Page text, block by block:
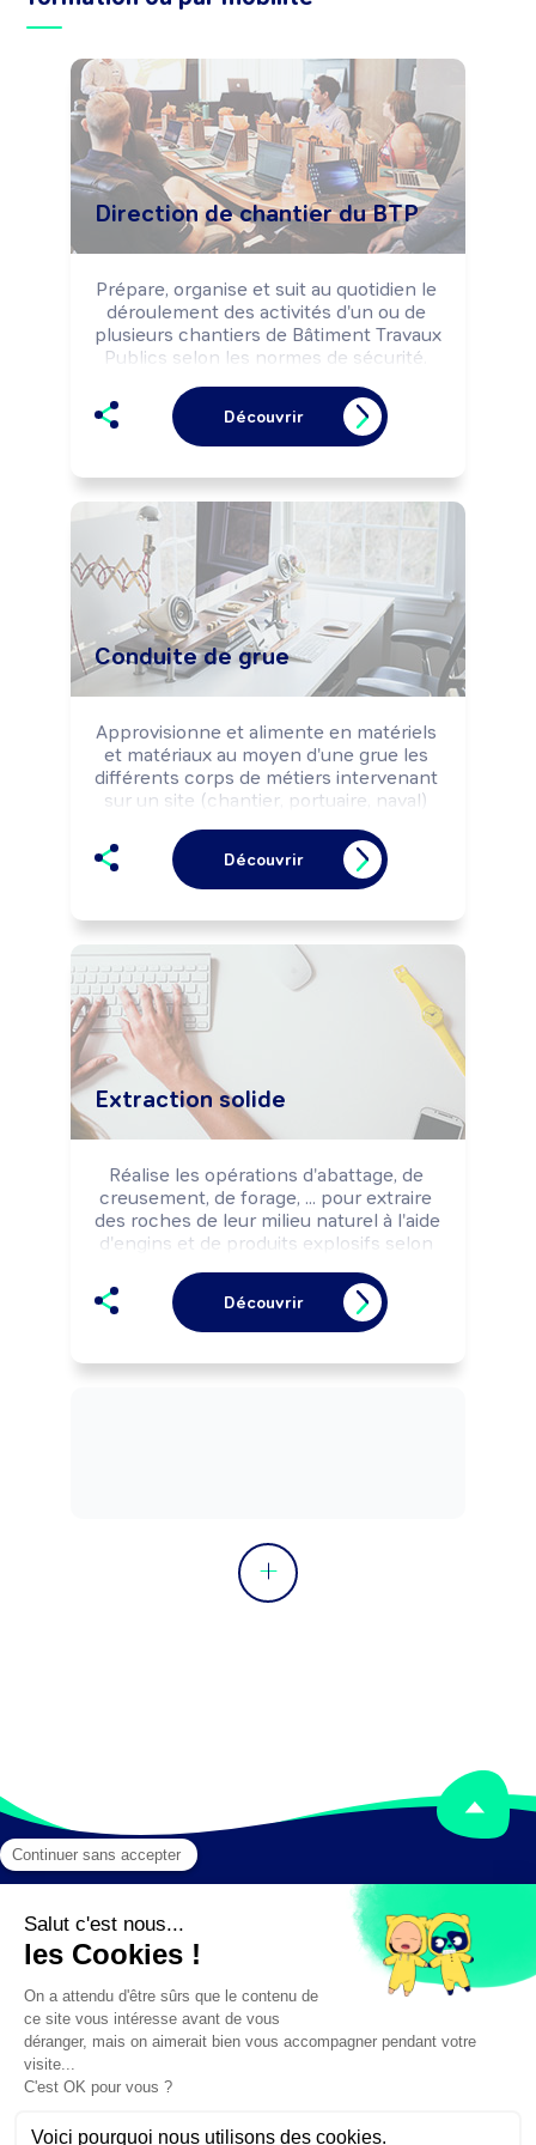
Direction de chantier du BTP
Prépare, organise et suit au quotidien le
déroulement des activités d'un ou de
plusieurs chantiers de Bâtiment Travaux
Publics selon les normes de sécurité.
équipes internes et externes à
l'entreprise selon les impératifs de
délais.
Découvrir
Conduite de grue
Approvisionne et alimente en matériels
et matériaux au moyen d'une grue les
différents corps de métiers intervenant
sur un site (chantier, portuaire, naval)
Découvrir
Extraction solide
Réalise les opérations d'abattage, de
creusement, de forage, ... pour extraire
des roches de leur milieu naturel à l'aide
d'engins et de produits explosifs selon
transporte des matières au sein de
l'exploitation. Peut effectuer des
démolitions (parois rocheuses,
d'ouvrages de travaux publics.
Découvrir
Mentions légales